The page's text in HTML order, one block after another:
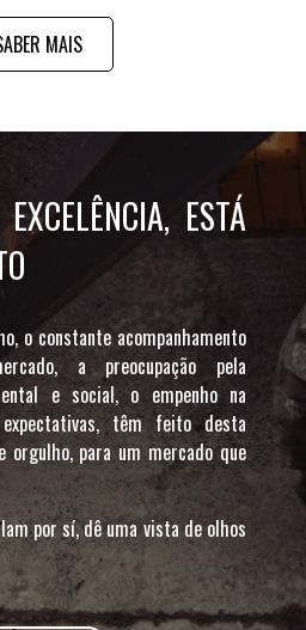
MAIS
ESTÁ
o constante acompanhamento
a preocupação pela
e social, o empenho na
expectativas, têm feito desta
orgulho, para um mercado que
por sí, dê uma vista de olhos